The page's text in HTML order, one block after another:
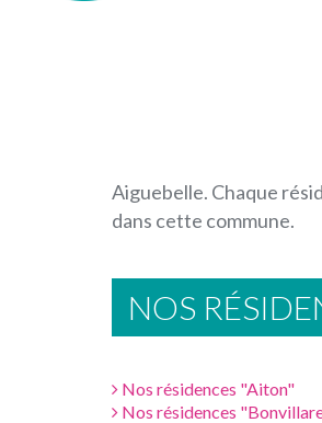
Aiguebelle. Chaque
dans cette commune.
NOS
Nos résidences "Aiton"
Nos résidences